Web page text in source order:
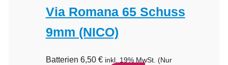
Via Romana 65 Schuss
9mm (NICO)
Batterien 6,50 € inkl. 19% MwSt. (Nur